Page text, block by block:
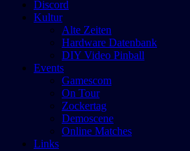
Discord
Kultur
Alte Zeiten
Hardware Datenbank
DIY Video Pinball
Events
Gamescom
On Tour
Zockertag
Demoscene
Online Matches
Links